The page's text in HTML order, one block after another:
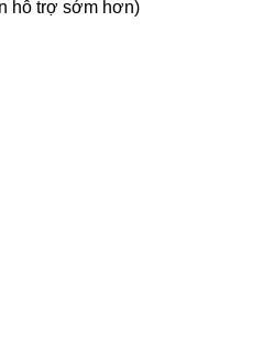
hỗ trợ sớm hơn)